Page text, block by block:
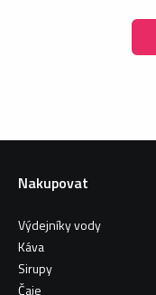
Nakupovat
Výdejníky vody
Káva
Sirupy
Čaje